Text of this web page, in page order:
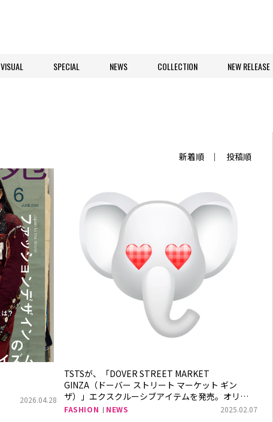
VISUAL SPECIAL NEWS COLLECTION NEW RELEASE
新着順 投稿順
2026.04.28
TSTSが、「DOVER STREET MARKET
GINZA（ドーバー ストリート マーケット ギン
ザ）」エクスクルーシブアイテムを発売。オリジ
ナル絵文字に新モチーフ登場
FASHION NEWS 2025.02.07